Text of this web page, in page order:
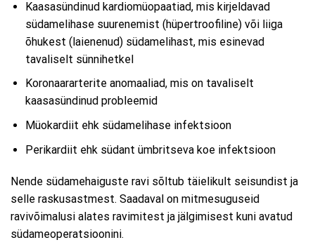
Kaasasündinud kardiomüopaatiad, mis kirjeldavad
südamelihase suurenemist (hüpertroofiline) või liiga
õhukest (laienenud) südamelihast, mis esinevad
tavaliselt sünnihetkel
Koronaararterite anomaaliad, mis on tavaliselt
kaasasündinud probleemid
Müokardiit ehk südamelihase infektsioon
Perikardiit ehk südant ümbritseva koe infektsioon
Nende südamehaiguste ravi sõltub täielikult seisundist ja
selle raskusastmest. Saadaval on mitmesuguseid
ravivõimalusi alates ravimitest ja jälgimisest kuni avatud
südameoperatsioonini.